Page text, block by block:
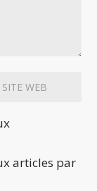
articles par